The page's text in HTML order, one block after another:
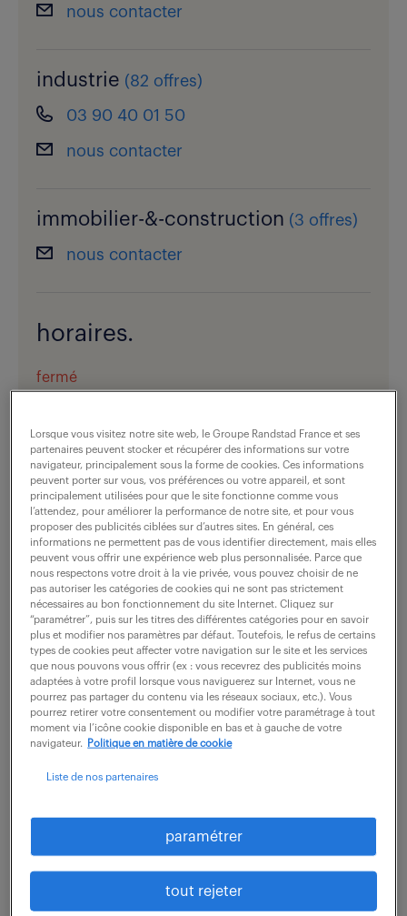
nous contacter
industrie (82 offres)
03 90 40 01 50
nous contacter
immobilier-&-construction (3 offres)
nous contacter
horaires.
fermé
vous êtes recruteur ?
dernières offres -
spécialité technologies.
recevoir les offres par mail
SÉCURITÉ & BUSINESS
INTELLIGENCE (H/F)
Lorsque vous visitez notre site web, le Groupe Randstad France et ses
partenaires peuvent stocker et récupérer des informations sur votre
navigateur, principalement sous la forme de cookies. Ces informations
peuvent porter sur vous, vos préférences ou votre appareil, et sont
principalement utilisées pour que le site fonctionne comme vous
l’attendez, pour améliorer la performance de notre site, et pour vous
proposer des publicités ciblées sur d’autres sites. En général, ces
informations ne permettent pas de vous identifier directement, mais elles
peuvent vous offrir une expérience web plus personnalisée. Parce que
nous respectons votre droit à la vie privée, vous pouvez choisir de ne
pas autoriser les catégories de cookies qui ne sont pas strictement
nécessaires au bon fonctionnement du site Internet. Cliquez sur
“paramétrer”, puis sur les titres des différentes catégories pour en savoir
plus et modifier nos paramètres par défaut. Toutefois, le refus de certains
types de cookies peut affecter votre navigation sur le site et les services
que nous pouvons vous offrir (ex : vous recevrez des publicités moins
adaptées à votre profil lorsque vous naviguerez sur Internet, vous ne
pourrez pas partager du contenu via les réseaux sociaux, etc.). Vous
pourrez retirer votre consentement ou modifier votre paramétrage à tout
moment via l’icône cookie disponible en bas et à gauche de votre
navigateur.
Politique en matière de cookie
Liste de nos partenaires
paramétrer
tout rejeter